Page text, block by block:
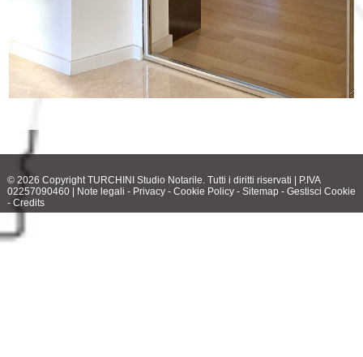
© 2026 Copyright TURCHINI Studio Notarile. Tutti i diritti riservati | P.IVA
02257090460 | Note legali - Privacy- Cookie Policy- Sitemap- Gestisci Cookie
- Credits